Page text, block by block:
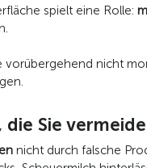
spielt eine Rolle:
vorübergehend nicht
die Sie
nicht durch falsche